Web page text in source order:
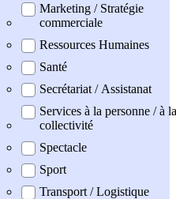
Marketing / Stratégie
commerciale
Ressources Humaines
Santé
Secrétariat / Assistanat
Services à la personne / à la
collectivité
Spectacle
Sport
Transport / Logistique